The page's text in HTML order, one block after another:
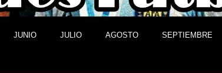
JUNIO JULIO AGOSTO SEPTIEMBRE